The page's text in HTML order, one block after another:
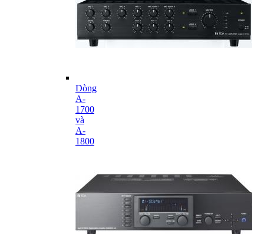
Dòng
A-
1700
và
A-
1800